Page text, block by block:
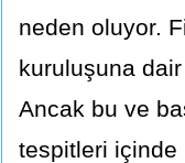
neden oluyor.
kuruluşuna
Ancak bu ve
tespitleri içinde